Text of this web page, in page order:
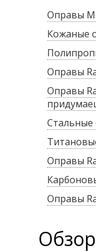
Оправы
Кожаные
Оправы
Оправы
Стальные
Оправы
Оправы